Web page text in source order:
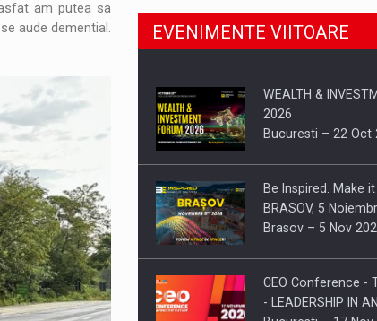
am putea sa
aude demential.
EVENIMENTE VIITOARE
WEALTH &
2026
Bucuresti – 22 Oct
Be Inspired. Make it
BRASOV, 5
Brasov – 5 Nov
CEO Conference -
- LEADERSHIP IN